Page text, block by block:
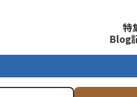
式 特
Blog